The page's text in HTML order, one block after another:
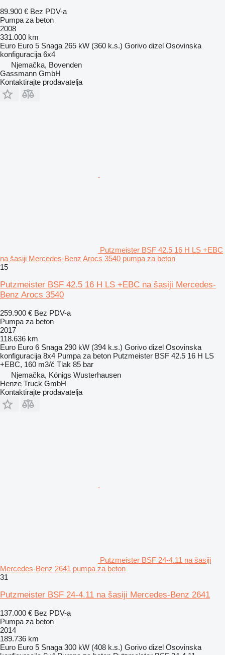
89.900 € Bez PDV-a
Pumpa za beton
2008
331.000 km
Euro Euro 5 Snaga 265 kW (360 k.s.) Gorivo dizel Osovinska
konfiguracija 6x4
Njemačka, Bovenden
Gassmann GmbH
Kontaktirajte prodavatelja
Putzmeister BSF 42.5 16 H LS +EBC
na šasiji Mercedes-Benz Arocs 3540 pumpa za beton
15
Putzmeister BSF 42.5 16 H LS +EBC na šasiji Mercedes-
Benz Arocs 3540
259.900 € Bez PDV-a
Pumpa za beton
2017
118.636 km
Euro Euro 6 Snaga 290 kW (394 k.s.) Gorivo dizel Osovinska
konfiguracija 8x4 Pumpa za beton Putzmeister BSF 42.5 16 H LS
+EBC, 160 m3/č Tlak 85 bar
Njemačka, Königs Wusterhausen
Henze Truck GmbH
Kontaktirajte prodavatelja
Putzmeister BSF 24-4.11 na šasiji
Mercedes-Benz 2641 pumpa za beton
31
Putzmeister BSF 24-4.11 na šasiji Mercedes-Benz 2641
137.000 € Bez PDV-a
Pumpa za beton
2014
189.736 km
Euro Euro 5 Snaga 300 kW (408 k.s.) Gorivo dizel Osovinska